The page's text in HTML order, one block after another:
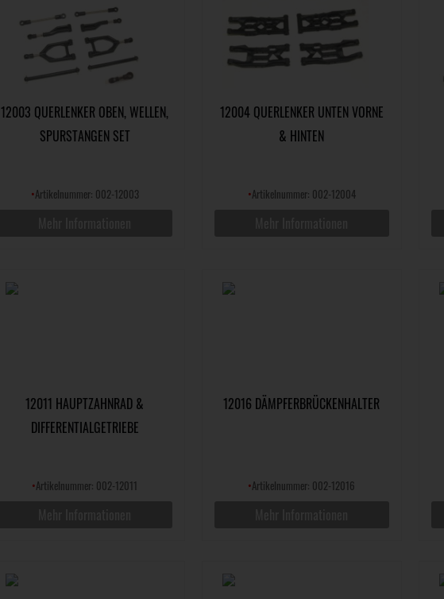
12003 QUERLENKER OBEN, WELLEN,
SPURSTANGEN SET
•Artikelnummer: 002-12003
12004 QUERLENKER UNTEN VORNE
& HINTEN
•Artikelnummer: 002-12004
12011 HAUPTZAHNRAD &
DIFFERENTIALGETRIEBE
•Artikelnummer: 002-12011
12016 DÄMPFERBRÜCKENHALTER
•Artikelnummer: 002-12016